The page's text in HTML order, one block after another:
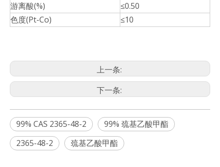
游离酸(%)
≤0.50
色度(Pt-Co)
≤10
上一条:
下一条:
99% CAS 2365-48-2
99% 巯基乙酸甲酯
2365-48-2
巯基乙酸甲酯